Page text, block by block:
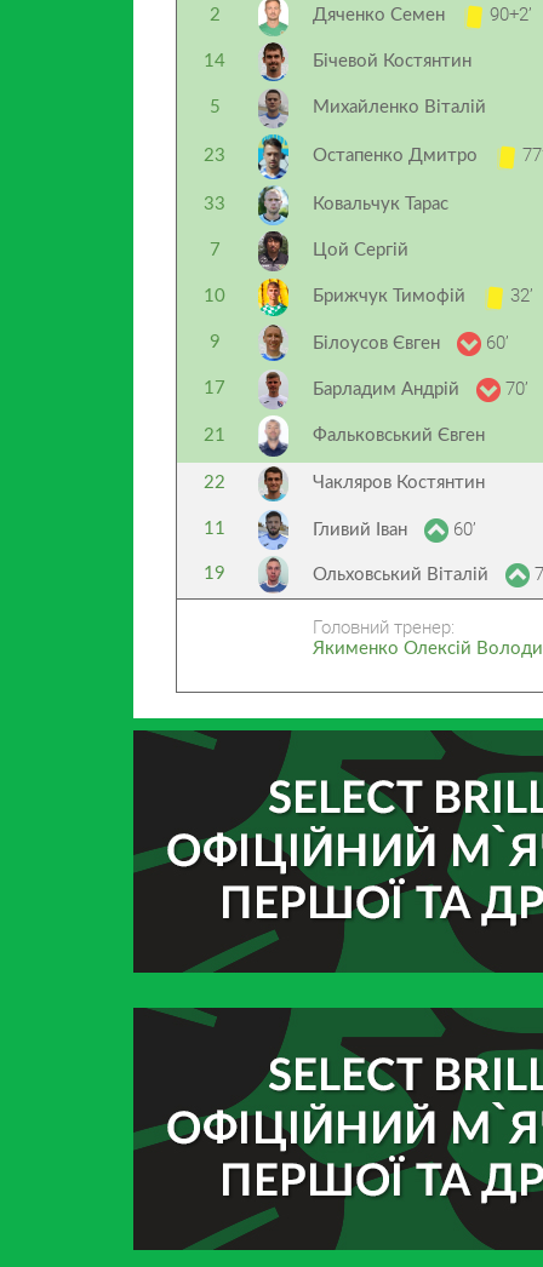
2 Дяченко Семен 90+2’
14 Бічевой Костянтин
5 Михайленко Віталій
23 Остапенко Дмитро
33 Ковальчук Тарас
7 Цой Сергій
10 Брижчук Тимофій 32’
9 Білоусов Євген 60’
17 Барладим Андрій 70’
21 Фальковський Євген
22 Чакляров Костянтин
11 Гливий Іван 60’
19 Ольховський Віталій
Головний тренер:
Якименко Олексій